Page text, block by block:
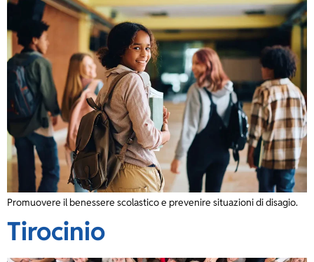
Promuovere il benessere scolastico e prevenire situazioni di disagio.
Tirocinio